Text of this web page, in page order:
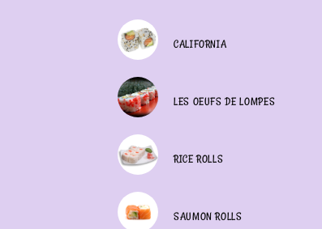
CALIFORNIA
LES OEUFS DE LOMPES
RICE ROLLS
SAUMON ROLLS